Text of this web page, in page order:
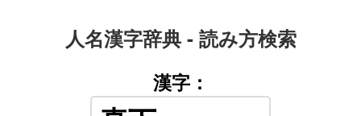
人名漢字辞典 - 読み方検索
漢字：